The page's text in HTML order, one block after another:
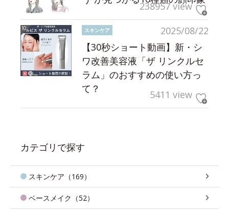
238957 view
2025/08/22
スキンケア
【30秒ショート動画】新・シ
ワ改善美容液「ザ リンクルセ
ラム」のおすすめの使い方っ
て？
5411 view
カテゴリで探す
スキンケア（169）
ベースメイク（52）